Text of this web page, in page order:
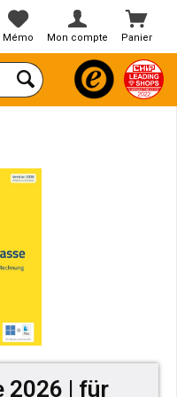
Panier
Mémo Mon compte
2026 | für